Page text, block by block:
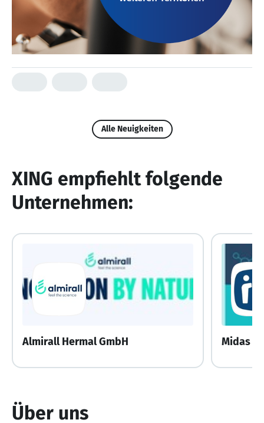
Alle Neuigkeiten
XING empfiehlt folgende
Unternehmen:
Almirall Hermal GmbH Midas
Über uns